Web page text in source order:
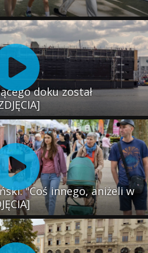
doku został
"Coś innego, aniżeli w